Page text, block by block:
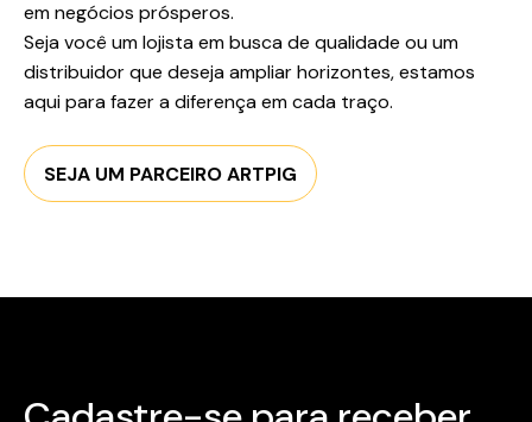
em negócios prósperos.
Seja você um lojista em busca de qualidade ou um
distribuidor que deseja ampliar horizontes, estamos
aqui para fazer a diferença em cada traço.
SEJA UM PARCEIRO ARTPIG